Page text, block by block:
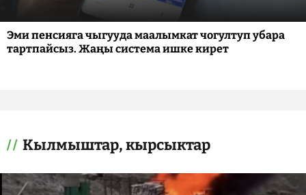
Эми пенсияга чыгууда маалымкат чогултуп убара
тартпайсыз. Жаңы система ишке кирет
Кылмыштар, кырсыктар